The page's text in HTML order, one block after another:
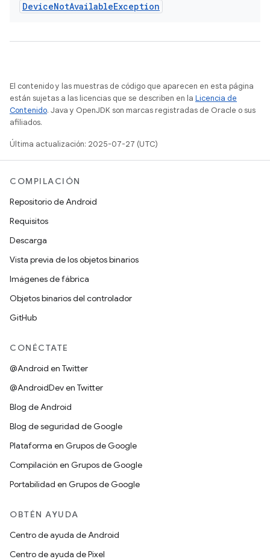
DeviceNotAvailableException
El contenido y las muestras de código que aparecen en esta página
están sujetas a las licencias que se describen en la Licencia de
Contenido. Java y OpenJDK son marcas registradas de Oracle o sus
afiliados.
Última actualización: 2025-07-27 (UTC)
COMPILACIÓN
Repositorio de Android
Requisitos
Descarga
Vista previa de los objetos binarios
Imágenes de fábrica
Objetos binarios del controlador
GitHub
CONÉCTATE
@Android en Twitter
@AndroidDev en Twitter
Blog de Android
Blog de seguridad de Google
Plataforma en Grupos de Google
Compilación en Grupos de Google
Portabilidad en Grupos de Google
OBTÉN AYUDA
Centro de ayuda de Android
Centro de ayuda de Pixel